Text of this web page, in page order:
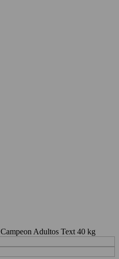
Campeon Adultos Text 40 kg